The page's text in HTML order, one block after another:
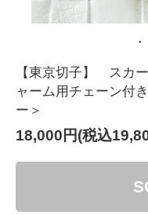
【東京切子】 スカ
ャーム用チェーン
ー＞
18,000円(税込